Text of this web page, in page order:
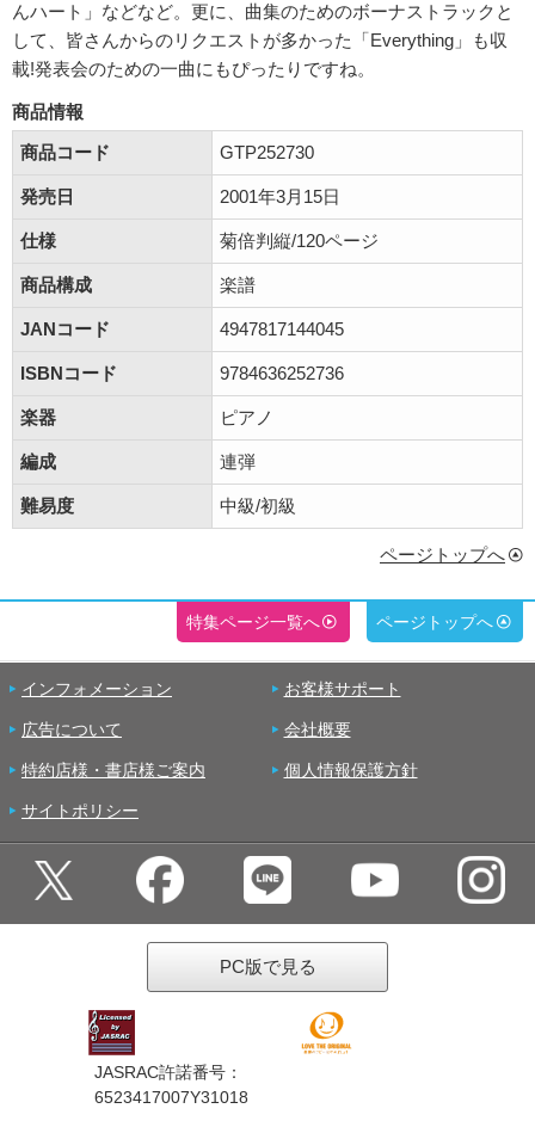
んハート」などなど。更に、曲集のためのボーナストラックと
して、皆さんからのリクエストが多かった「Everything」も収
載!発表会のための一曲にもぴったりですね。
商品情報
商品コード
GTP252730
発売日 2001年3月15日
仕様 菊倍判縦/120ページ
商品構成 楽譜
JANコード 4947817144045
ISBNコード 9784636252736
楽器 ピアノ
編成 連弾
難易度 中級/初級
ページトップへ
特集ページ一覧へ ページトップへ
インフォメーション お客様サポート
広告について 会社概要
特約店様・書店様ご案内 個人情報保護方針
サイトポリシー
PC版で見る
JASRAC許諾番号：
6523417007Y31018